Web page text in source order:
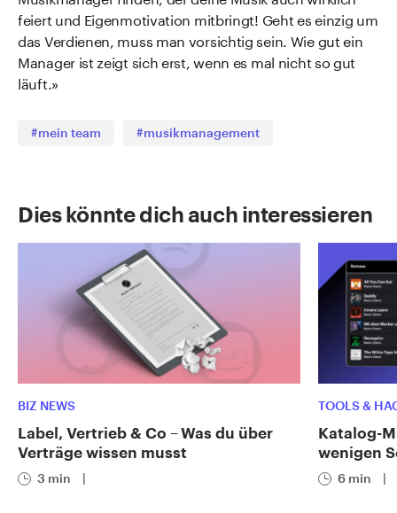
feiert und Eigenmotivation mitbringt! Geht es einzig um
das Verdienen, muss man vorsichtig sein. Wie gut ein
Manager ist zeigt sich erst, wenn es mal nicht so gut
läuft.»
#mein team #musikmanagement
Dies könnte dich auch interessieren
BIZ NEWS
Label, Vertrieb & Co – Was du über
Verträge wissen musst
3 min
TOOLS &
Katalog-
wenigen
6 min